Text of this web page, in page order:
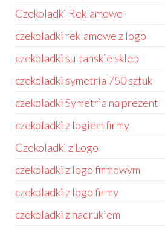
Czekoladki Reklamowe
czekoladki reklamowe z logo
czekoladki sultanskie sklep
czekoladki symetria 750 sztuk
czekoladki Symetria na prezent
czekoladki z logiem firmy
Czekoladki z Logo
czekoladki z logo firmowym
czekoladki z logo firmy
czekoladki z nadrukiem